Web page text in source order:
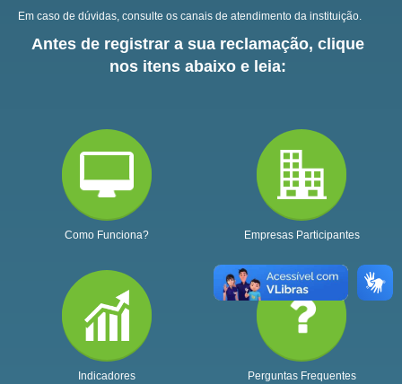
Em caso de dúvidas, consulte os canais de atendimento da instituição.
Antes de registrar a sua reclamação, clique
nos itens abaixo e leia:
Como Funciona? Empresas Participantes
Indicadores Perguntas Frequentes